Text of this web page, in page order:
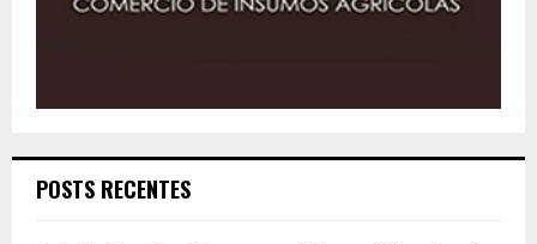
POSTS RECENTES